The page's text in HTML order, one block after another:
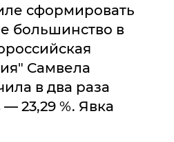
сформировать
большинство в
Самвела
в два раза
23,29 %. Явка